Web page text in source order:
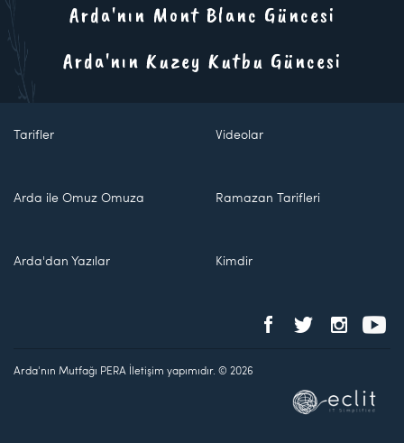
Arda'nın Mont Blanc Güncesi
Arda'nın Kuzey Kutbu Güncesi
Tarifler Videolar
Arda ile Omuz Omuza Ramazan Tarifleri
Arda'dan Yazılar Kimdir
Arda'nın Mutfağı PERA İletişim yapımıdır. © 2026